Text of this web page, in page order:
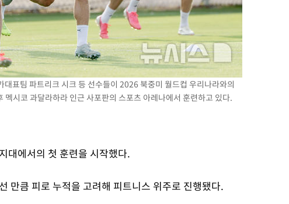
표팀 파트리크 시크 등 선수들이 2026 북중미 월드컵 우리나라와의
시코 과달라하라 인근 사포판의 스포츠 아레나에서 훈련하고 있다.
대에서의 첫 훈련을 시작했다.
만큼 피로 누적을 고려해 피트니스 위주로 진행됐다.